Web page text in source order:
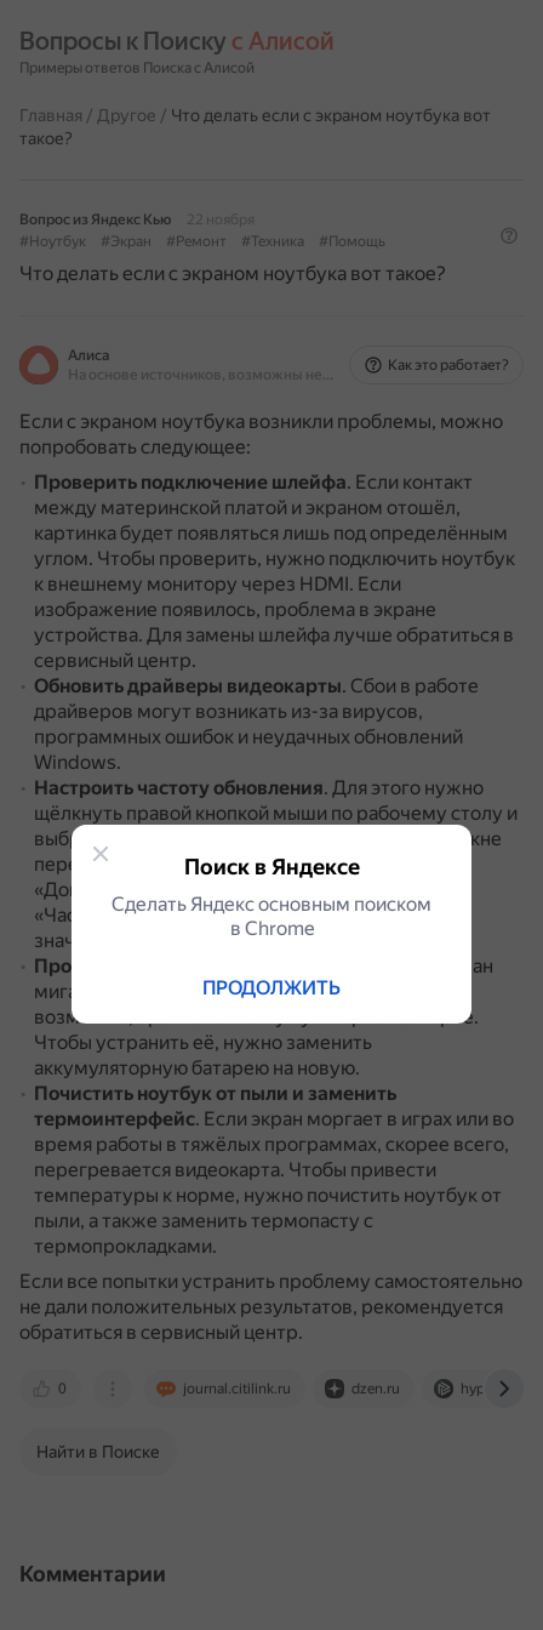
Вопросы к Поиску с Алисой
Примеры ответов Поиска с Алисой
Главная / Другое / Что делать если с экраном ноутбука вот
такое?
Вопрос из Яндекс Кью
22 ноября
#Ноутбук
#Экран #Ремонт #Техника #Помощь
Что делать если с экраном ноутбука вот такое?
Алиса
На основе источников, возможны неточности
Как это работает?
Если с экраном ноутбука возникли проблемы, можно
попробовать следующее:
Проверить подключение шлейфа. Если контакт
между материнской платой и экраном отошёл,
картинка будет появляться лишь под определённым
углом. Чтобы проверить, нужно подключить ноутбук
к внешнему монитору через HDMI. Если
изображение появилось, проблема в экране
устройства. Для замены шлейфа лучше обратиться в
сервисный центр.
Обновить драйверы видеокарты. Сбои в работе
драйверов могут возникать из-за вирусов,
программных ошибок и неудачных обновлений
Windows.
Настроить частоту обновления. Для этого нужно
щёлкнуть правой кнопкой мыши по рабочему столу и
выбрать «Параметры экрана».
В открывшемся окне
перейти в раздел «Дисплеи» и нажать
«Дополнительные параметры дисплея».
«Частота обновления» выставить максимальное
значение.
Проверить аккумуляторную батарею
Если экран
мигает при отключённом зарядном устройстве,
возможно, проблема в аккумуляторной батарее.
Чтобы устранить её, нужно заменить
аккумуляторную батарею на новую.
Почистить ноутбук от пыли и заменить
термоинтерфейс. Если экран моргает в играх или во
время работы в тяжёлых программах, скорее всего,
перегревается видеокарта. Чтобы привести
температуры к норме, нужно почистить ноутбук от
пыли, а также заменить термопасту с
термопрокладками.
Если все попытки устранить проблему самостоятельно
не дали положительных результатов, рекомендуется
обратиться в сервисный центр.
0 journal.citilink.ru dzen.ru hyperpc.ru
Найти в Поиске
Комментарии
Поиск в Яндексе
Сделать Яндекс основным поиском
в Сhrome
ПРОДОЛЖИТЬ